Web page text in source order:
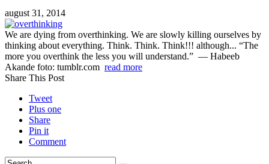
august 31, 2014
We are dying from overthinking. We are slowly killing ourselves by
thinking about everything. Think. Think. Think!!! although... “The
more you overthink the less you will understand.” ― Habeeb
Akande foto: tumblr.com read more
Share This Post
Tweet
Plus one
Share
Pin it
Comment